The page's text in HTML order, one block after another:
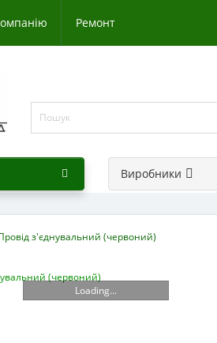
Ремонт
Виробники
з'єднувальний (червоний)
Loading...